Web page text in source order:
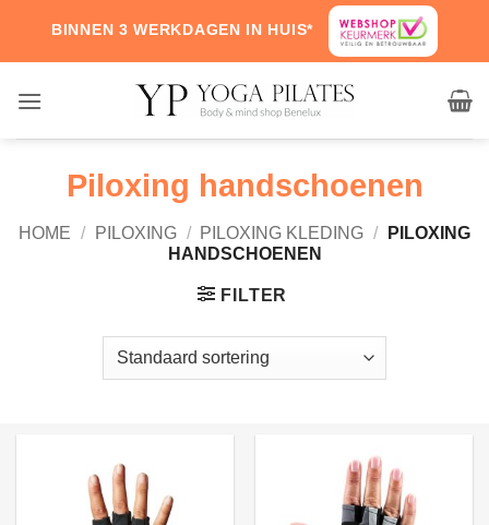
content
BINNEN 3 WERKDAGEN IN HUIS*
Piloxing handschoenen
HOME / PILOXING / PILOXING KLEDING /
PILOXING
HANDSCHOENEN
FILTER